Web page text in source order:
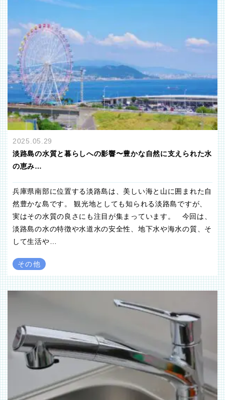
2025.05.29
淡路島の水質と暮らしへの影響〜豊かな自然に支えられた水
の恵み…
兵庫県南部に位置する淡路島は、美しい海と山に囲まれた自
然豊かな島です。 観光地としても知られる淡路島ですが、
実はその水質の良さにも注目が集まっています。 今回は、
淡路島の水の特徴や水道水の安全性、地下水や海水の質、そ
して生活や…
その他